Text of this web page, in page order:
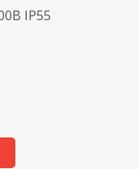
IP55